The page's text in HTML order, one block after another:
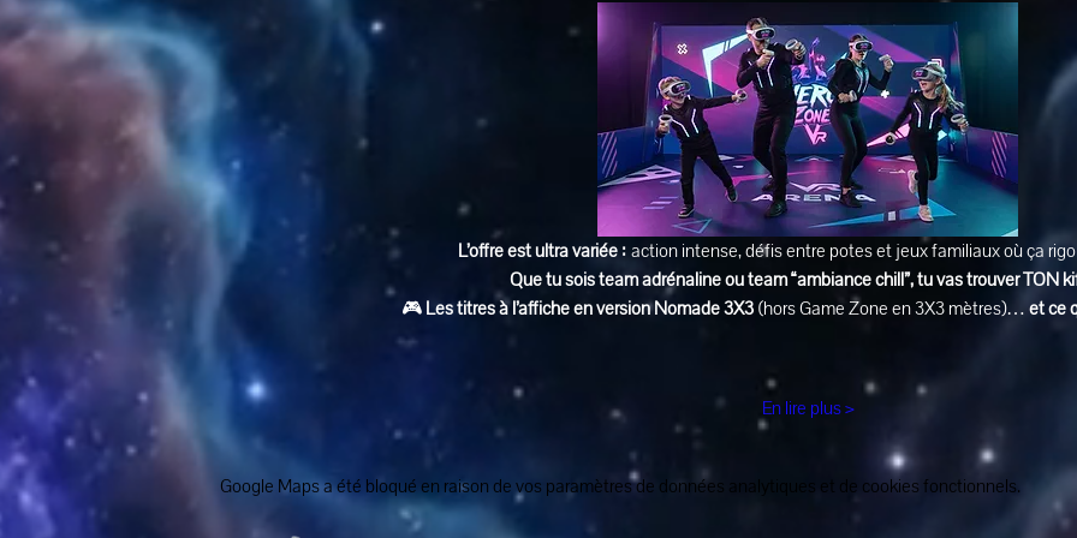
L’offre est ultra variée : action intense, défis entre potes et jeux familiaux où ça
Que tu sois team adrénaline ou team “ambiance chill”, tu vas trouver TON
🎮 Les titres à l’affiche en version Nomade 3X3 (hors Game Zone en 3X3 mètres)… et ce
En lire plus >
Google Maps a été bloqué en raison de vos paramètres de données analytiques et de cookies fonctionnels.